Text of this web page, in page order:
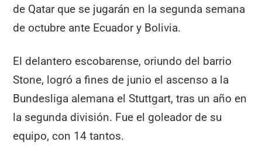
de Qatar que se jugarán en la segunda semana
de octubre ante Ecuador y Bolivia.
El delantero escobarense, oriundo del barrio
Stone, logró a fines de junio el ascenso a la
Bundesliga alemana el Stuttgart, tras un año en
la segunda división. Fue el goleador de su
equipo, con 14 tantos.